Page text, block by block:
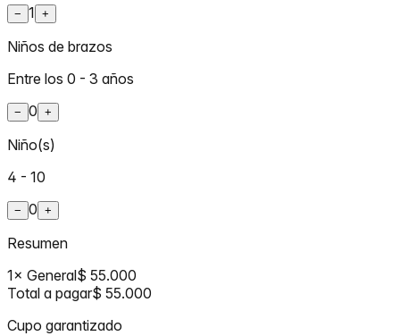
− 1 +
Niños de brazos
Entre los 0 - 3 años
− 0 +
Niño(s)
4 - 10
− 0 +
Resumen
1× General$ 55.000
Total a pagar$ 55.000
Cupo garantizado